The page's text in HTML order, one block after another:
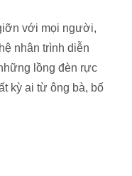
với mọi người,
nhân trình diễn
lồng đèn rực
kỳ ai từ ông bà, bố